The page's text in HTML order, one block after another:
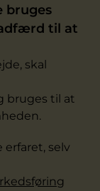
bruges
til at
skal
bruges til at
erfaret, selv